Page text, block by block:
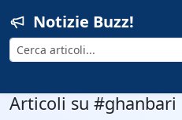
Notizie Buzz!
Cerca
Articoli su #ghanbari